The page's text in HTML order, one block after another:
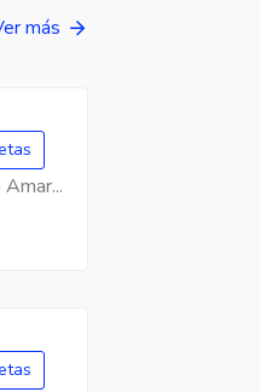
más